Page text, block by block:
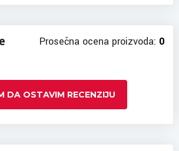
Prosečna ocena proizvoda: 0
DA OSTAVIM RECENZIJU